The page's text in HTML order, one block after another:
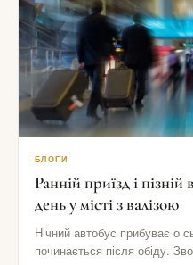
БЛОГИ
Ранній приїзд і
день у місті з валізою
Нічний автобус прибуває о
починається після обіду.